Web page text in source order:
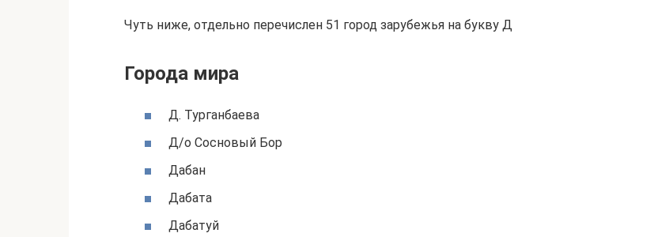
Чуть ниже, отдельно перечислен 51 город зарубежья на букву Д
Города мира
Д. Турганбаева
Д/о Сосновый Бор
Дабан
Дабата
Дабатуй